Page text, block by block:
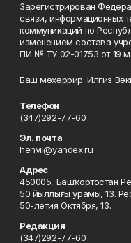
Зарегистрирован
связи, информационных
коммуникаций по
изменением состава
ПИ № ТУ 02-01753 от 19
Баш мөхәррир: Илгиз
Телефон
(347)292-77-60
Эл. почта
henvil@yandex.ru
Адрес
450005, Башҡортостан
50 йыллығы урамы, 13.
50-летия Октября, 13.
Редакция
(347)292-77-60